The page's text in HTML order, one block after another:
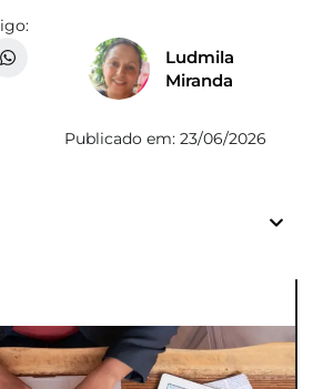
Ludmila
Miranda
Publicado em: 23/06/2026